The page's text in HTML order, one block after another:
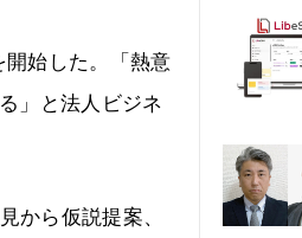
始した。「熱意
」と法人ビジネ
から仮説提案、